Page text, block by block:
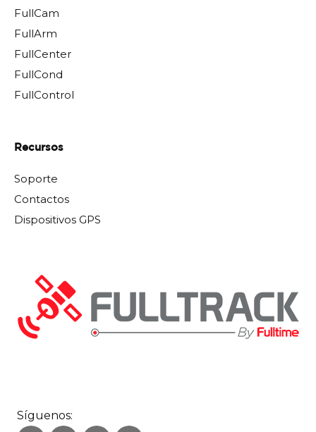
FullCam
FullArm
FullCenter
FullCond
FullControl
Recursos
Soporte
Contactos
Dispositivos GPS
Síguenos: